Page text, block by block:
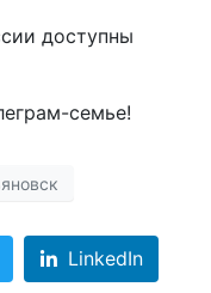
доступны
семье!
LinkedIn